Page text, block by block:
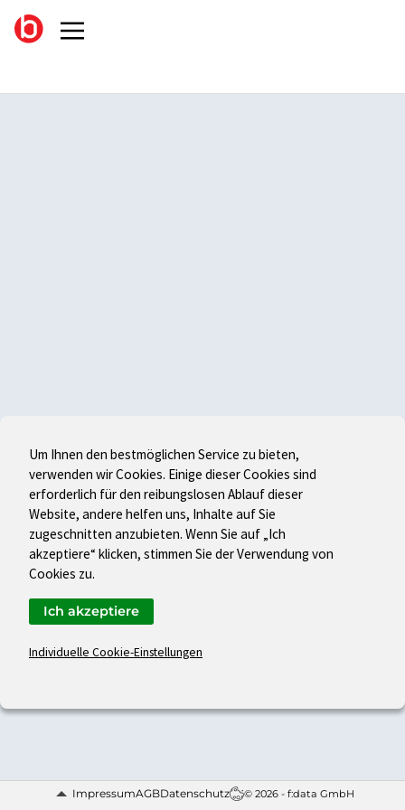
ImpressumAGBDatenschutz © 2026 - f:data GmbH
Um Ihnen den bestmöglichen Service zu bieten,
verwenden wir Cookies. Einige dieser Cookies sind
erforderlich für den reibungslosen Ablauf dieser
Website, andere helfen uns, Inhalte auf Sie
zugeschnitten anzubieten. Wenn Sie auf „Ich
akzeptiere“ klicken, stimmen Sie der Verwendung von
Cookies zu.
Individuelle Cookie-Einstellungen
Ich akzeptiere